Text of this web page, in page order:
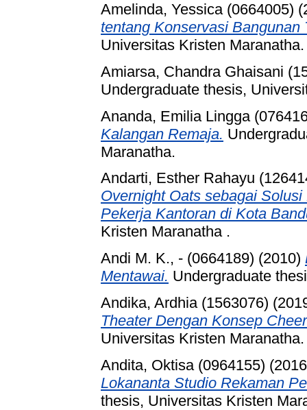
Amelinda, Yessica (0664005)
tentang Konservasi Bangunan
Universitas Kristen Maranatha.
Amiarsa, Chandra Ghaisani
Undergraduate thesis,
Ananda, Emilia Lingga
Kalangan Remaja.
Maranatha.
Andarti, Esther Rahayu
Overnight Oats sebagai
Pekerja Kantoran di Kota
Kristen Maranatha .
Andi M. K., - (0664189) (2010)
Mentawai. Undergraduate
Andika, Ardhia (1563076)
Theater Dengan Konsep
Universitas Kristen Maranatha.
Andita, Oktisa (0964155)
Lokananta Studio Rekaman
thesis, Universitas Kristen